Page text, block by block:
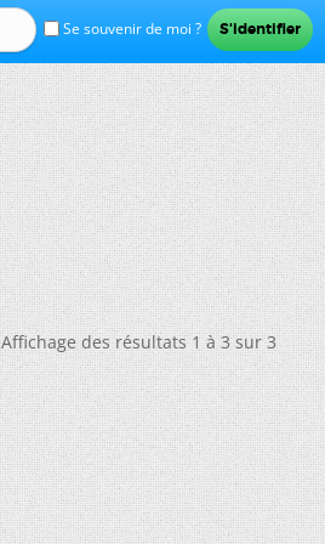
Se souvenir de moi ?
Affichage des résultats 1 à 3 sur 3